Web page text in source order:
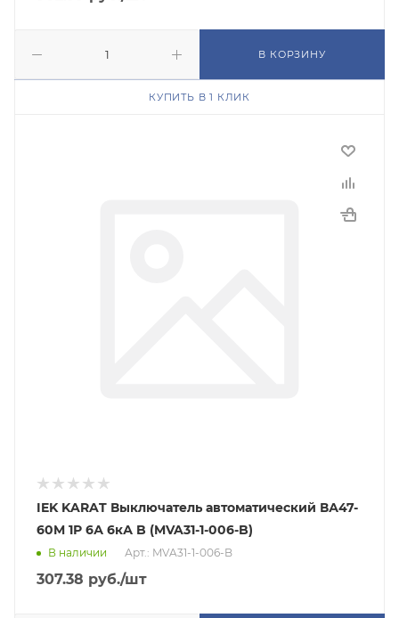
В КОРЗИНУ
КУПИТЬ В 1 КЛИК
IEK KARAT Выключатель автоматический ВА47-
60M 1Р 6А 6кА B (MVA31-1-006-B)
В наличии Арт.: MVA31-1-006-B
307.38 руб./шт